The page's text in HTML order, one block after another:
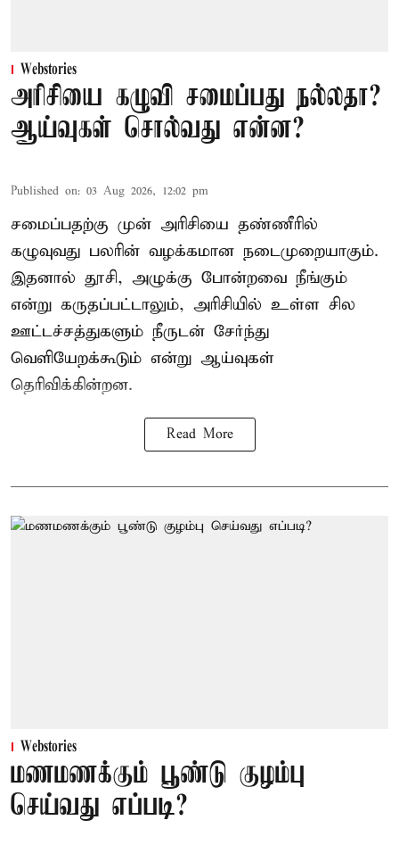
Webstories
அரிசியை கழுவி சமைப்பது நல்லதா?
ஆய்வுகள் சொல்வது என்ன?
Published on: 03 Aug 2026, 12:02 pm
சமைப்பதற்கு முன் அரிசியை தண்ணீரில்
கழுவுவது பலரின் வழக்கமான நடைமுறையாகும்.
இதனால் தூசி, அழுக்கு போன்றவை நீங்கும்
என்று கருதப்பட்டாலும், அரிசியில் உள்ள சில
ஊட்டச்சத்துகளும் நீருடன் சேர்ந்து
வெளியேறக்கூடும் என்று ஆய்வுகள்
தெரிவிக்கின்றன.
Read More
Webstories
மணமணக்கும் பூண்டு குழம்பு
செய்வது எப்படி?